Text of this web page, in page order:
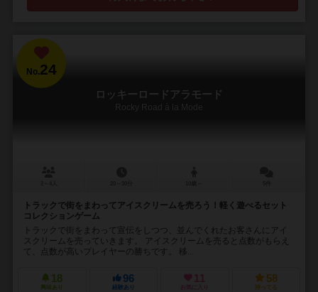
No.24
ロッキーロードアラモード
Rocky Road à la Mode
トラックで街をまわってアイスクリームを売ろう！軽く遊べるセット
コレクションゲーム
トラックで街をまわって宣伝をしつつ、並んでくれたお客さんにアイ
スクリームを売っていきます。 アイスクリームを売ると点数がもらえ
て、点数が高いプレイヤーの勝ちです。 移...
18
興味あり
96
経験あり
11
お気に入り
58
持ってる